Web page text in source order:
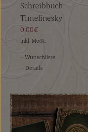
Schreibbuch
Timelinesky
0,00€
inkl. MwSt.
+ Wunschliste
+ Details